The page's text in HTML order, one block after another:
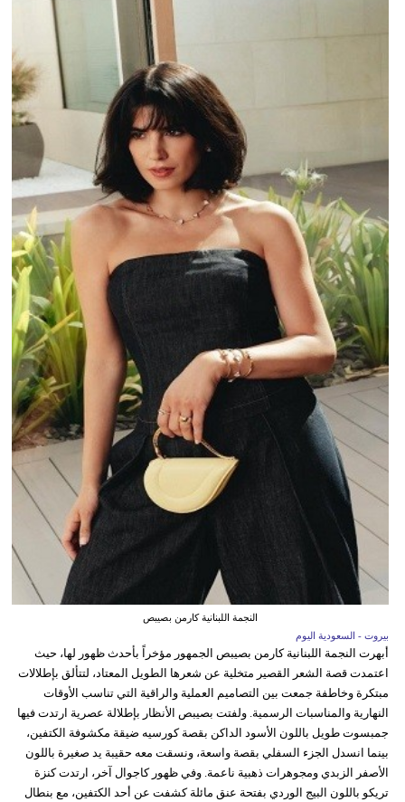
النجمة اللبنانية كارمن بصيبص
بيروت - السعودية اليوم
أبهرت النجمة اللبنانية كارمن بصيبص الجمهور مؤخراً بأحدث ظهور لها، حيث
اعتمدت قصة الشعر القصير متخلية عن شعرها الطويل المعتاد، لتتألق بإطلالات
مبتكرة وخاطفة جمعت بين التصاميم العملية والراقية التي تناسب الأوقات
النهارية والمناسبات الرسمية. ولفتت بصيبص الأنظار بإطلالة عصرية ارتدت فيها
جمبسوت طويل باللون الأسود الداكن بقصة كورسيه ضيقة مكشوفة الكتفين،
بينما انسدل الجزء السفلي بقصة واسعة، ونسقت معه حقيبة يد صغيرة باللون
الأصفر الزبدي ومجوهرات ذهبية ناعمة. وفي ظهور كاجوال آخر، ارتدت كنزة
تريكو باللون البيج الوردي بفتحة عنق مائلة كشفت عن أحد الكتفين، مع بنطال